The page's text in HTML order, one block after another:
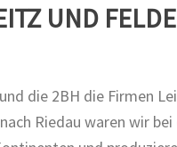
UND
die 2BH die Firmen
Riedau waren wir